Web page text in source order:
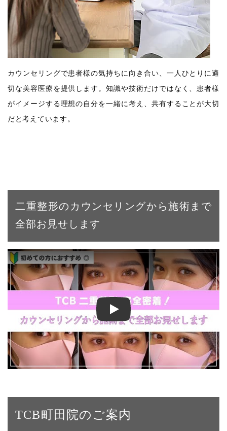
カウンセリングで患者様の気持ちに向き合い、一人ひとりに適
切な美容医療を提供します。知識や技術だけではなく、患者様
がイメージする理想の自分を一緒に考え、共有することが大切
だと考えています。
二重整形のカウンセリングから施術まで
全部お見せします
【二重整形】二重埋没法で左右対称＆くっきり
TCB町田院のご案内